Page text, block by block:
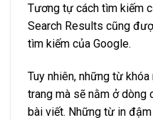
Tương tự cách tìm kiếm
Search Results cũng
tìm kiếm của Google.
Tuy nhiên, những từ
trang mà sẽ nằm ở dòng
bài viết. Những từ in